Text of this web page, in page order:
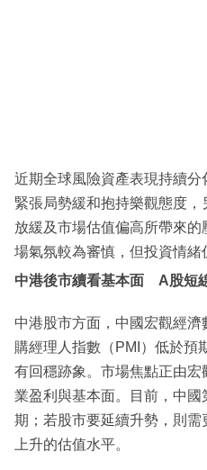
區
近期全球風險資產表現持續
緊張局勢緩和抱持樂觀態度
放緩及市場估值偏高所帶來
場氣氛較為審慎，但投資情緒
中港後市續看基本面 A股短
中港股市方面，中國宏觀經
購經理人指數（PMI）低於預
有回穩跡象。市場焦點正由
業盈利與基本面。目前，中
期；若股市要延續升勢，則
上升的估值水平。